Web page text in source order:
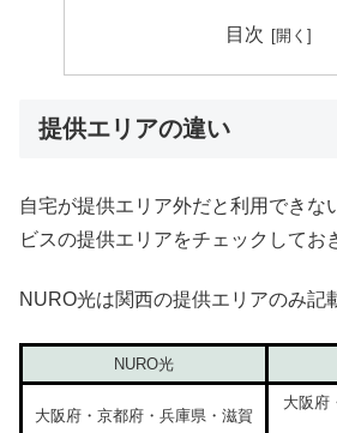
目次
提供エリアの違い
自宅が提供エリア外だと利用できな
ビスの提供エリアをチェックしてお
NURO光は関西の提供エリアのみ記
NURO光
大阪府・京都府・兵庫県・滋賀
大阪府